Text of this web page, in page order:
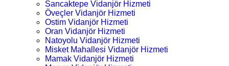
Sancaktepe Vidanjör Hizmeti
Öveçler Vidanjör Hizmeti
Ostim Vidanjör Hizmeti
Oran Vidanjör Hizmeti
Natoyolu Vidanjör Hizmeti
Misket Mahallesi Vidanjör Hizmeti
Mamak Vidanjör Hizmeti